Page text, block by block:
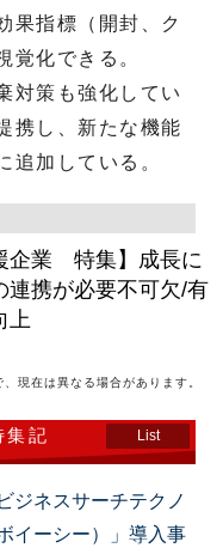
果指標（開封、ク
覚化できる。
対策も強化してい
携し、新たな機能
追加している。
企業 特集】成長に
連携が必要不可欠/有
上
現在は異なる場合があります。
集記
List
ジネスサーチテクノ
イーシー）」導入事